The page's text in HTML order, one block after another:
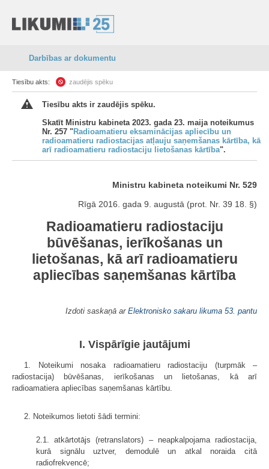
Darbības ar dokumentu
Tiesību akts: zaudējis spēku
Tiesību akts ir zaudējis spēku.
Skatīt Ministru kabineta 2023. gada 23. maija noteikumus
Nr. 257 "Radioamatieru eksaminācijas apliecību un
radioamatieru radiostacijas atļauju saņemšanas kārtība, kā
arī radioamatieru radiostaciju lietošanas kārtība".
Ministru kabineta noteikumi Nr. 529
Rīgā 2016. gada 9. augustā (prot. Nr. 39 18. §)
Radioamatieru radiostaciju
būvēšanas, ierīkošanas un
lietošanas, kā arī radioamatieru
apliecības saņemšanas kārtība
Izdoti saskaņā ar Elektronisko sakaru likuma 53. pantu
I. Vispārīgie jautājumi
1. Noteikumi nosaka radioamatieru radiostaciju (turpmāk –
radiostacija) būvēšanas, ierīkošanas un lietošanas, kā arī
radioamatiera apliecības saņemšanas kārtību.
2. Noteikumos lietoti šādi termini:
2.1. atkārtotājs (retranslators) – neapkalpojama radiostacija,
kurā signālu uztver, demodulē un atkal noraida citā
radiofrekvencē;